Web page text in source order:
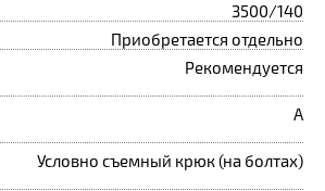
3500/140
Приобретается отдельно
Рекомендуется
A
Условно съемный крюк (на болтах)